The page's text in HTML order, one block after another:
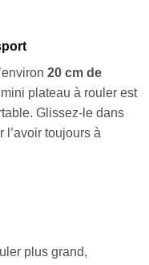
20 cm de
plateau à rouler est
Glissez-le dans
l’avoir toujours à
plus grand,